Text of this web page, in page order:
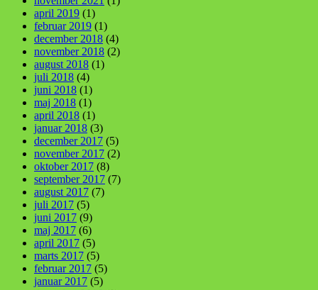
april 2019 (1)
februar 2019 (1)
december 2018 (4)
november 2018 (2)
august 2018 (1)
juli 2018 (4)
juni 2018 (1)
maj 2018 (1)
april 2018 (1)
januar 2018 (3)
december 2017 (5)
november 2017 (2)
oktober 2017 (8)
september 2017 (7)
august 2017 (7)
juli 2017 (5)
juni 2017 (9)
maj 2017 (6)
april 2017 (5)
marts 2017 (5)
februar 2017 (5)
januar 2017 (5)